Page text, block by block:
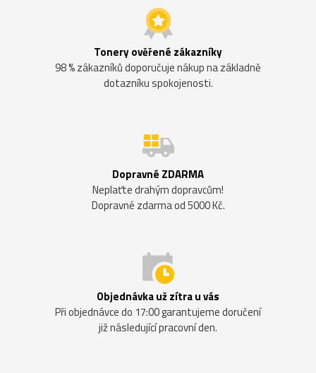
Tonery ověřené zákazníky
98 % zákazníků doporučuje nákup na základně
dotazníku spokojenosti.
Dopravné ZDARMA
Neplaťte drahým dopravcům!
Dopravné zdarma od 5000 Kč.
Objednávka už zítra u vás
Při objednávce do 17:00 garantujeme doručení
již následující pracovní den.